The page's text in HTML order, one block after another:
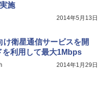
施
2014年5月13日
け衛星通信サービスを開
利用して最大1Mbps
2014年1月29日